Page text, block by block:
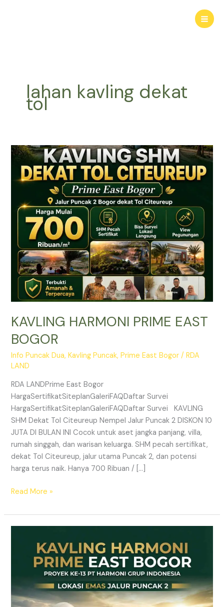
lahan kavling dekat
tol
KAVLING HARMONI PRIME EAST
BOGOR
Info Puncak Dua,Kavling Puncak,Prime East Bogor /RDA
LAND
RDA LANDPrime East Bogor
HargaSertifikatSiteplanGaleriFAQDaftar Survei
HargaSertifikatSiteplanGaleriFAQDaftar Survei KAVLING
SHM Dekat Tol Citeureup Nempel Jalur Puncak 2 DISKON 10
JUTA DI BULAN INI Cocok untuk aset jangka panjang, villa,
rumah singgah, dan warisan keluarga. SHM pecah sertifikat,
dekat Tol Citeureup, jalur utama Puncak 2, dan potensi
harga terus naik. Hanya 700 Ribuan / […]
KAVLING
HARMONI
PRIME
EAST
Read More »
–
Prime